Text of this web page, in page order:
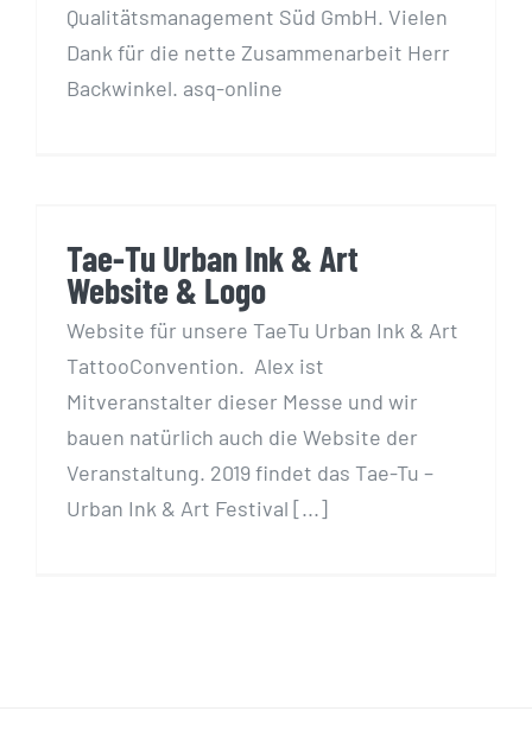
Qualitätsmanagement Süd GmbH. Vielen
Dank für die nette Zusammenarbeit Herr
Backwinkel. asq-online
Tae-Tu Urban Ink & Art
Website & Logo
Website für unsere TaeTu Urban Ink & Art
TattooConvention. Alex ist
Mitveranstalter dieser Messe und wir
bauen natürlich auch die Website der
Veranstaltung. 2019 findet das Tae-Tu –
Urban Ink & Art Festival [...]